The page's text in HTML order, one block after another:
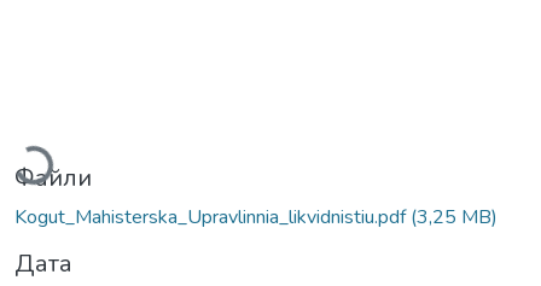
Файли
Kogut_Mahisterska_Upravlinnia_likvidnistiu.pdf(3,25 MB)
Дата